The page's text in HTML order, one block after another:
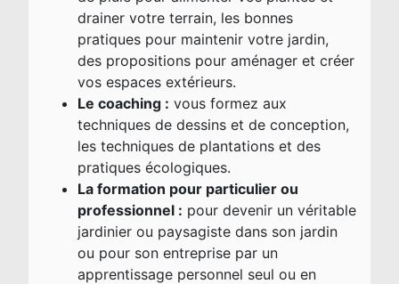
drainer votre terrain, les bonnes
pratiques pour maintenir votre jardin,
des propositions pour aménager et créer
vos espaces extérieurs.
Le coaching : vous formez aux
techniques de dessins et de conception,
les techniques de plantations et des
pratiques écologiques.
La formation pour particulier ou
professionnel : pour devenir un véritable
jardinier ou paysagiste dans son jardin
ou pour son entreprise par un
apprentissage personnel seul ou en